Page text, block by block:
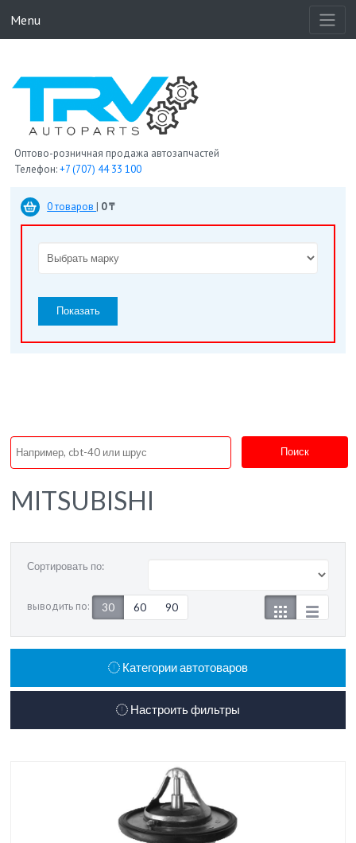
Menu
Оптово-розничная продажа автозапчастей
Телефон:+7 (707) 44 33 100
0 товаров | 0 ₸
Показать
Поиск
MITSUBISHI
Сортировать по:
выводить по: 30 60 90
Категории автотоваров
Настроить фильтры